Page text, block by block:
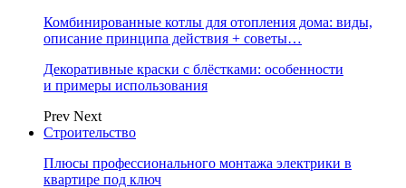
Комбинированные котлы для отопления дома: виды,
описание принципа действия + советы…
Декоративные краски с блёстками: особенности
и примеры использования
Prev Next
Строительство
Плюсы профессионального монтажа электрики в
квартире под ключ